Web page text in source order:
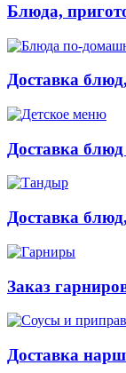
Блюда,
Доставка
Доставка блюд
Доставка
Заказ
Доставка